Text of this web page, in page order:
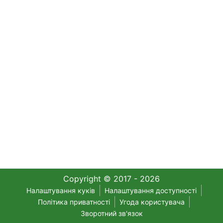
Copyright © 2017 - 2026
Налаштування куків
Налаштування доступності
Політика приватності
Угода користувача
Зворотний зв'язок